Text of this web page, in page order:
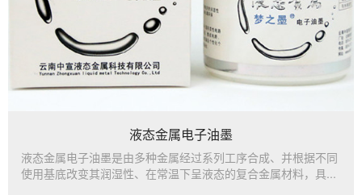
液态金属电子油墨
液态金属电子油墨是由多种金属经过系列工序合成、并根据不同
使用基底改变其润湿性、在常温下呈液态的复合金属材料，具...